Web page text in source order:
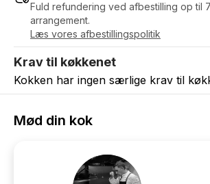
Fuld refundering ved afbestilling op til
arrangement.
Læs vores afbestillingspolitik
Krav til køkkenet
Kokken har ingen særlige krav til
Mød din kok